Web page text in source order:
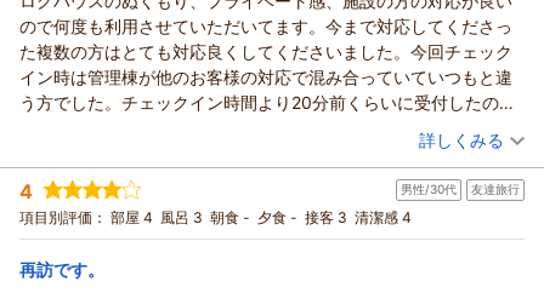
この度は、ご利用＆クチコミへのご投稿、併せて高いご評価を
いただきありがとうございました。
（返信日：2025/12/01）
ゆ様
この度は、『カナディアンビレッジモントリオール』をご利用
いただきありがとうございました。
各コテージが独立しておりますので、気兼ねなくお楽しみいた
だけます。
お食事のタイミングも、お時間の過ごされ方も自由なところ
が、レンタルコテージならではの良いところかと思います。
紅葉も終わり、北アルプスの雪化粧が一段ときれいになってき
ました。
季節を変え、是非またお越しくだいませ。
この度は、ご利用＆クチコミへのご投稿をいただきありがとう
ので何度も利用させていただいてます。今まで対応してくださっ
た複数の方はとても対応良くしてくださいました。今回チェック
イン時は管理棟が他のお客様の対応で混み合っていていつもと違
う方でした。チェックイン時間より20分前くらいに受付したので
すが、早かったのか分かりませんがちょっと含みを持った言い方
をされた事、いつも無料でお借りしていたので加湿器をお借りし
たい旨を話したら、この時期にですか？と言われたり、ちょっと
気になる発言がありました。チェックイン時間は過ぎる場合は連
絡する様に決められているのは知っていましたしアンケートを書
時から何時までなら良いのか？ちょっと疑問を感じる対応でし
（投稿日：2025/10/17）
宿泊時期： 2025年10月宿泊 (夫婦旅行)
投稿者： ひとまつさん
宿泊プラン： 【貸別荘／スタンダードプラン】スタイルに合わせた選べる６
タイプのログコテージ
その他 食事なし
宿泊価格帯：
詳しくみる
4 男性/30代 友達旅行
項目別評価： 部屋 4 風呂 3 朝食 - 夕食 - 接客 3 清潔感 4
再訪です。